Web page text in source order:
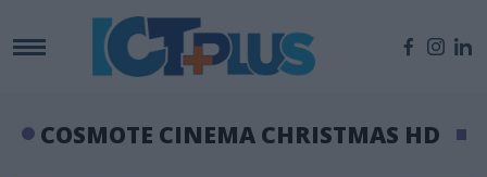
COSMOTE CINEMA CHRISTMAS HD